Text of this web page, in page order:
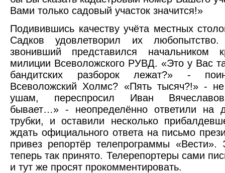
Вами только садовый участок значится!»
Подивившись качеству учёта местных
Садков удовлетворил их
звонивший представился начальником
милиции Всеволожского РУВД. «Это у Вас
бандитских разборок лежат?» -
Всеволожский Холмс? «Пять тысяч?!» -
ушам, переспросил Иван
бывает…» - неопределённо ответили на
трубки, и оставили несколько
ждать официального ответа на письмо
привез репортёр телепрограммы
теперь так принято. Телерепортеры сами
и тут же просят прокомментировать.